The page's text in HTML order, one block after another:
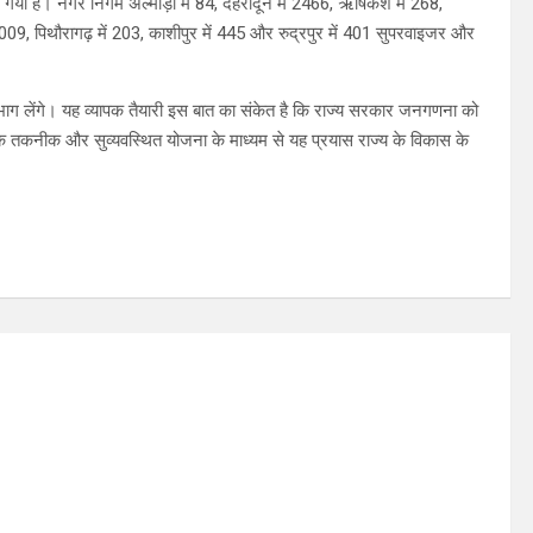
पिथौरागढ़ में 203, काशीपुर में 445 और रुद्रपुर में 401 सुपरवाइजर और
यह व्यापक तैयारी इस बात का संकेत है कि राज्य सरकार जनगणना को
और सुव्यवस्थित योजना के माध्यम से यह प्रयास राज्य के विकास के